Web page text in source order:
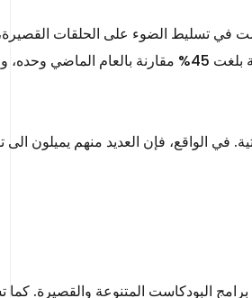
في تسليط الضوء على الحلقات القصيرة،
الأصغر سناً والذي لا يملك الكثير من الوقت. والواقع أن تحميل حلقات برامج البودكاست القصيرة
الواقع، فإن العديد منهم يميلون
البودكاست المتنوعة والقصيرة. كما